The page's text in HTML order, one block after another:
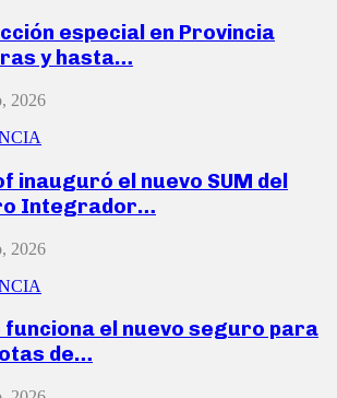
especial en Provincia
y hasta…
2026
inauguró el nuevo SUM del
Integrador…
2026
funciona el nuevo seguro para
de…